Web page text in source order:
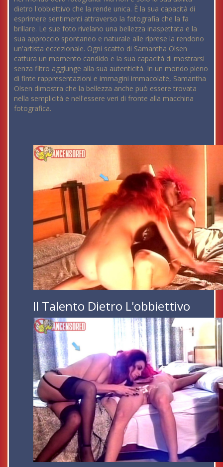
dietro l'obbiettivo che la rende unica. È la sua capacità di
esprimere sentimenti attraverso la fotografia che la fa
brillare. Le sue foto rivelano una bellezza inaspettata e la
sua approccio spontaneo e naturale alle riprese la rendono
un'artista eccezionale. Ogni scatto di Samantha Olsen
cattura un momento candido e la sua capacità di mostrarsi
senza filtro aggiunge alla sua autenticità. In un mondo pieno
di finte rappresentazioni e immagini immacolate, Samantha
Olsen dimostra che la bellezza anche può essere trovata
nella semplicità e nell'essere veri di fronte alla macchina
fotografica.
Il Talento Dietro L'obbiettivo